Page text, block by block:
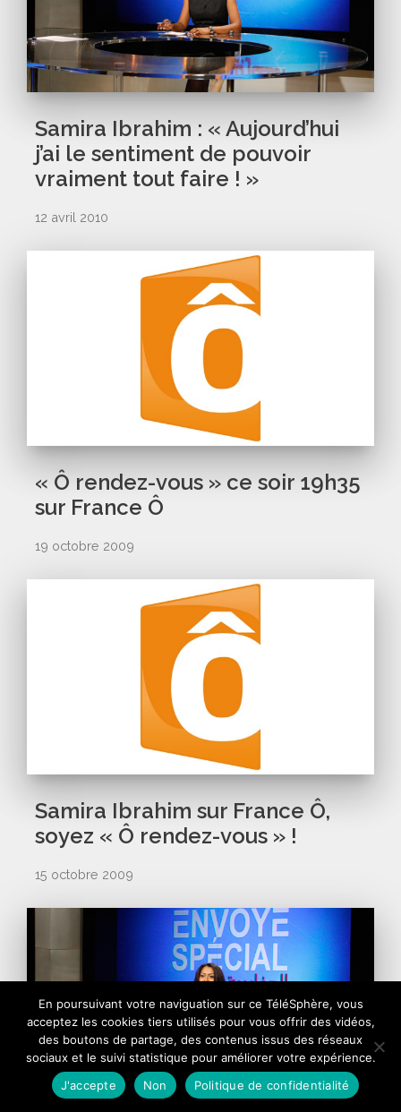
Samira Ibrahim : « Aujourd’hui
j’ai le sentiment de pouvoir
vraiment tout faire ! »
12 avril 2010
« Ô rendez-vous » ce soir 19h35
sur France Ô
19 octobre 2009
Samira Ibrahim sur France Ô,
soyez « Ô rendez-vous » !
15 octobre 2009
En poursuivant votre naviguation sur ce TéléSphère, vous
acceptez les cookies tiers utilisés pour vous offrir des vidéos,
des boutons de partage, des contenus issus des réseaux
sociaux et le suivi statistique pour améliorer votre expérience.
J'accepte
Non Politique de confidentialité